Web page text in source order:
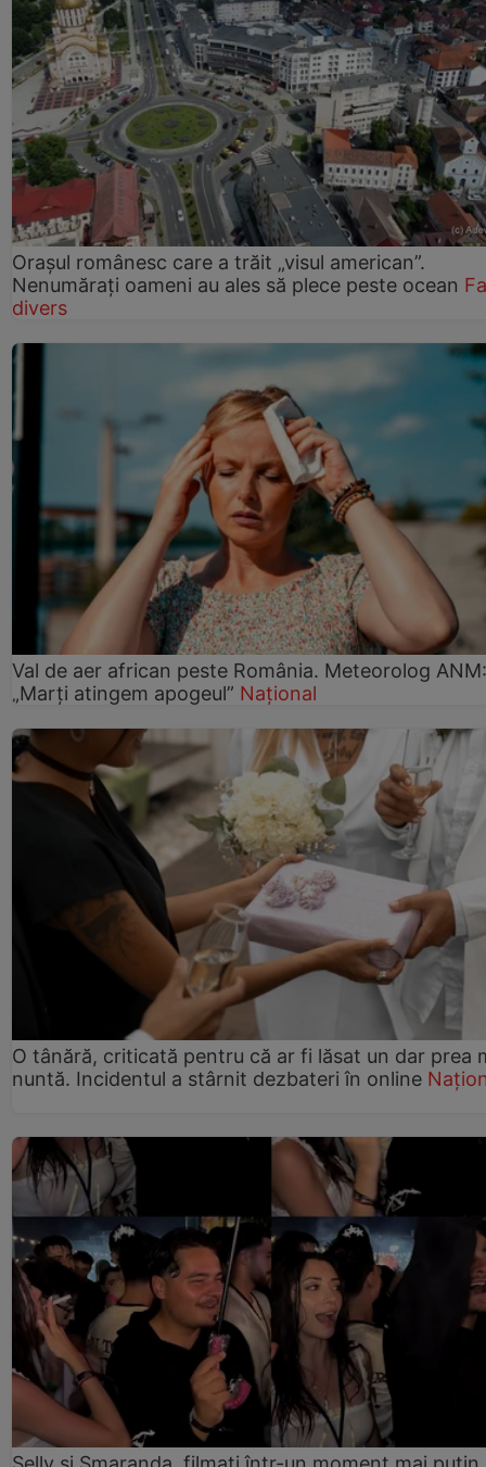
Orașul românesc care a trăit „visul american”.
Nenumărați oameni au ales să plece peste ocean
divers
Val de aer african peste România. Meteorolog ANM:
„Marți atingem apogeul” Național
O tânără, criticată pentru că ar fi lăsat un dar prea
nuntă. Incidentul a stârnit dezbateri în online